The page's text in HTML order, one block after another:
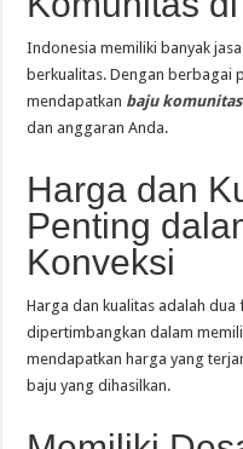
Indonesia memiliki banyak
berkualitas. Dengan berbagai
mendapatkan baju komunitas
dan anggaran Anda.
Harga dan
Penting
Konveksi
Harga dan kualitas adalah
dipertimbangkan dalam
mendapatkan harga yang
baju yang dihasilkan.